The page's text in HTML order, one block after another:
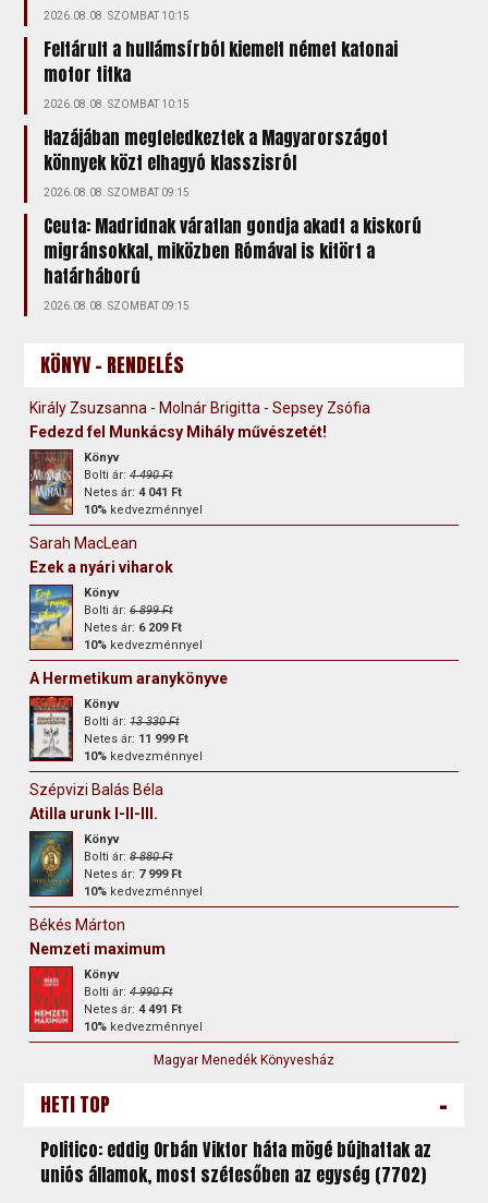
2026.08.08. SZOMBAT 10:15
Feltárult a hullámsírból kiemelt német katonai
motor titka
2026.08.08. SZOMBAT 10:15
Hazájában megfeledkeztek a Magyarországot
könnyek közt elhagyó klasszisról
2026.08.08. SZOMBAT 09:15
Ceuta: Madridnak váratlan gondja akadt a kiskorú
migránsokkal, miközben Rómával is kitört a
határháború
2026.08.08. SZOMBAT 09:15
KÖNYV - RENDELÉS
Király Zsuzsanna - Molnár Brigitta - Sepsey Zsófia
Fedezd fel Munkácsy Mihály művészetét!
Könyv
Bolti ár:4 490 Ft
Netes ár:4 041 Ft
10% kedvezménnyel
Sarah MacLean
Ezek a nyári viharok
Könyv
Bolti ár:6 899 Ft
Netes ár: 6 209 Ft
10% kedvezménnyel
A Hermetikum aranykönyve
Könyv
Bolti ár:13 330 Ft
Netes ár: 11 999 Ft
10% kedvezménnyel
Szépvizi Balás Béla
Atilla urunk I-II-III.
Könyv
Bolti ár:8 880 Ft
Netes ár: 7 999 Ft
10% kedvezménnyel
Békés Márton
Nemzeti maximum
Könyv
Bolti ár:4 990 Ft
Netes ár:4 491 Ft
10% kedvezménnyel
Magyar Menedék Könyvesház
HETI TOP -
Politico: eddig Orbán Viktor háta mögé bújhattak az
uniós államok, most szétesőben az egység (7702)